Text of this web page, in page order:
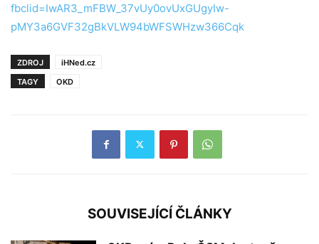
fbclid=IwAR3_mFBW_37vUy0ovUxGUgyIw-
pMY3a6GVF32gBkVLW94bWFSWHzw366Cqk
ZDROJ
iHNed.cz
TAGY
OKD
SOUVISEJÍCÍ ČLÁNKY